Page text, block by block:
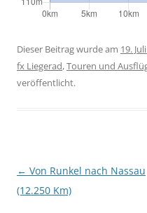
Dieser Beitrag wurde am 19.
fx Liegerad,Touren und
veröffentlicht.
Beitragsnavigation
← Von Runkel nach Nassau
(12.250 Km)